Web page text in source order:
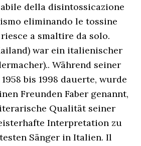
della disintossicazione
eliminando le tossine
a smaltire da solo.
war ein italienischer
Während seiner
bis 1998 dauerte, wurde
Freunden Faber genannt,
Qualität seiner
Interpretation zu
Sänger in Italien. Il